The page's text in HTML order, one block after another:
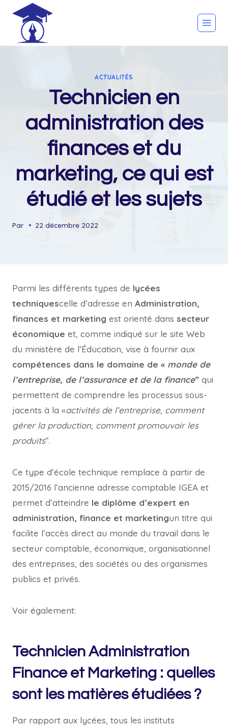
content
ACTUALITÉS
Technicien en
administration des
finances et du
marketing, ce qui est
étudié et les sujets
Par 22 décembre 2022
Parmi les différents types de lycées
techniquescelle d’adresse en Administration,
finances et marketing est orienté dans secteur
économique et, comme indiqué sur le site Web
du ministère de l’Éducation, vise à fournir aux
compétences dans le domaine de « monde de
l’entreprise, de l’assurance et de la finance” qui
permettent de comprendre les processus sous-
jacents à la «activités de l’entreprise, comment
gérer la production, comment promouvoir les
produits”.
Ce type d’école technique remplace à partir de
2015/2016 l’ancienne adresse comptable IGEA et
permet d’atteindre le diplôme d’expert en
administration, finance et marketingun titre qui
facilite l’accès direct au monde du travail dans le
secteur comptable, économique, organisationnel
des entreprises, des sociétés ou des organismes
publics et privés.
Voir également:
Technicien Administration
Finance et Marketing : quelles
sont les matières étudiées ?
Par rapport aux lycées, tous les instituts